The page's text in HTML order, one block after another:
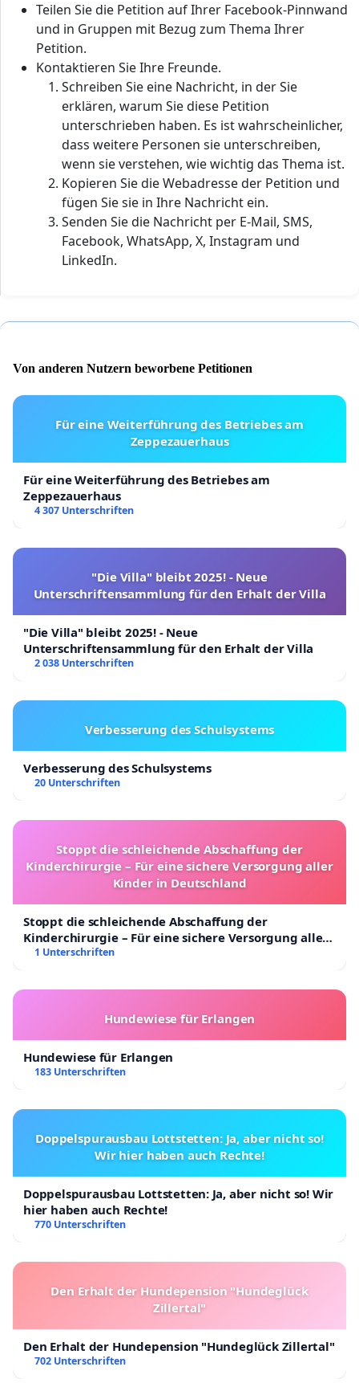
Teilen Sie die Petition auf Ihrer Facebook-Pinnwand
und in Gruppen mit Bezug zum Thema Ihrer
Petition.
Kontaktieren Sie Ihre Freunde.
Schreiben Sie eine Nachricht, in der Sie
erklären, warum Sie diese Petition
unterschrieben haben. Es ist wahrscheinlicher,
dass weitere Personen sie unterschreiben,
wenn sie verstehen, wie wichtig das Thema ist.
Kopieren Sie die Webadresse der Petition und
fügen Sie sie in Ihre Nachricht ein.
Senden Sie die Nachricht per E-Mail, SMS,
Facebook, WhatsApp, X, Instagram und
LinkedIn.
Von anderen Nutzern beworbene Petitionen
Für eine Weiterführung des Betriebes am
Zeppezauerhaus
Für eine Weiterführung des Betriebes am
Zeppezauerhaus
4 307 Unterschriften
"Die Villa" bleibt 2025! - Neue
Unterschriftensammlung für den Erhalt der Villa
"Die Villa" bleibt 2025! - Neue
Unterschriftensammlung für den Erhalt der Villa
2 038 Unterschriften
Verbesserung des Schulsystems
Verbesserung des Schulsystems
20 Unterschriften
Stoppt die schleichende Abschaffung der
Kinderchirurgie – Für eine sichere Versorgung aller
Kinder in Deutschland
Stoppt die schleichende Abschaffung der
Kinderchirurgie – Für eine sichere Versorgung aller
Kinder in Deutschland
1 Unterschriften
Hundewiese für Erlangen
Hundewiese für Erlangen
183 Unterschriften
Doppelspurausbau Lottstetten: Ja, aber nicht so!
Wir hier haben auch Rechte!
Doppelspurausbau Lottstetten: Ja, aber nicht so! Wir
hier haben auch Rechte!
770 Unterschriften
Den Erhalt der Hundepension "Hundeglück
Zillertal"
Den Erhalt der Hundepension "Hundeglück Zillertal"
702 Unterschriften